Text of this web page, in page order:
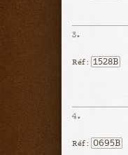
3.
Réf : 1528B
4.
Réf : 0695B